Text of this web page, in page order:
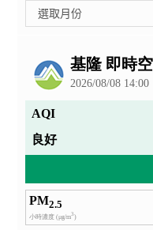
整
選取月份